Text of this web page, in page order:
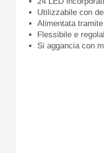
Utilizzabile con
Alimentata
Flessibile e
Si aggancia con